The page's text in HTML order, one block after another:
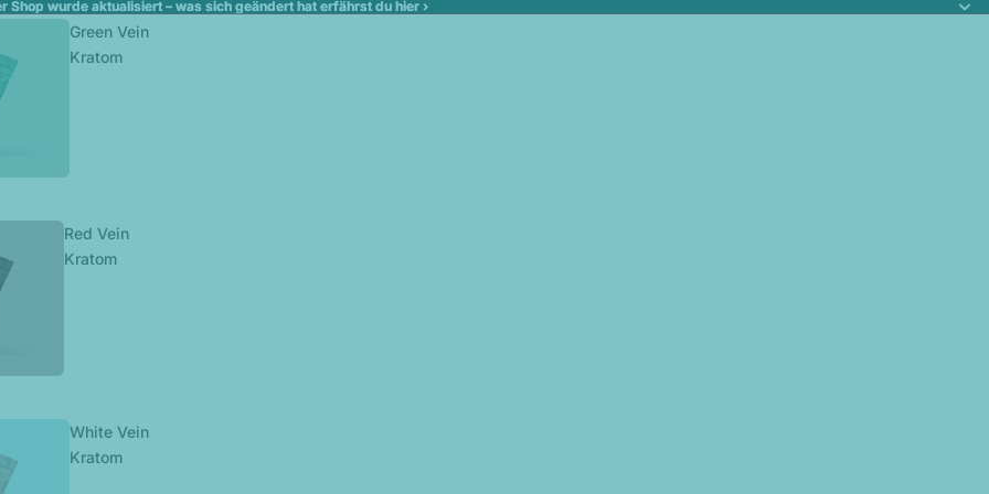
Shop wurde aktualisiert – was sich geändert hat erfährst du hier ›
Shop wurde aktualisiert – was sich geändert hat erfährst du hier ›
Green Vein
Kratom
Red Vein
Kratom
White Vein
Kratom